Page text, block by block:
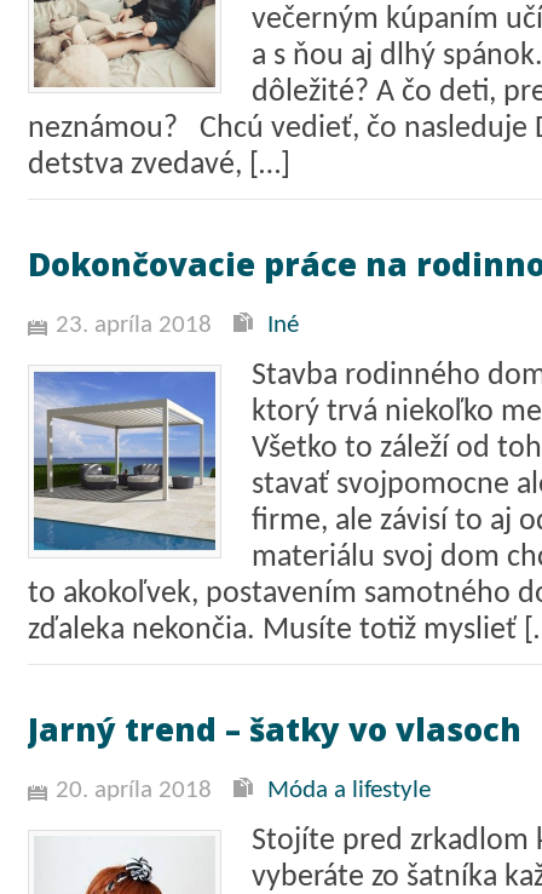
večerným kúpaním
a s ňou aj dlhý
dôležité? A čo deti,
neznámou? Chcú vedieť, čo nasleduje
detstva zvedavé, […]
Dokončovacie práce na
23. apríla 2018 Iné
Stavba rodinného
ktorý trvá niekoľko
Všetko to záleží od
stavať svojpomocne
firme, ale závisí to aj
materiálu svoj dom
to akokoľvek, postavením samotného
zďaleka nekončia. Musíte totiž myslieť
Jarný trend – šatky vo vlasoch
20. apríla 2018 Móda a lifestyle
Stojíte pred zrkadlom
vyberáte zo šatníka